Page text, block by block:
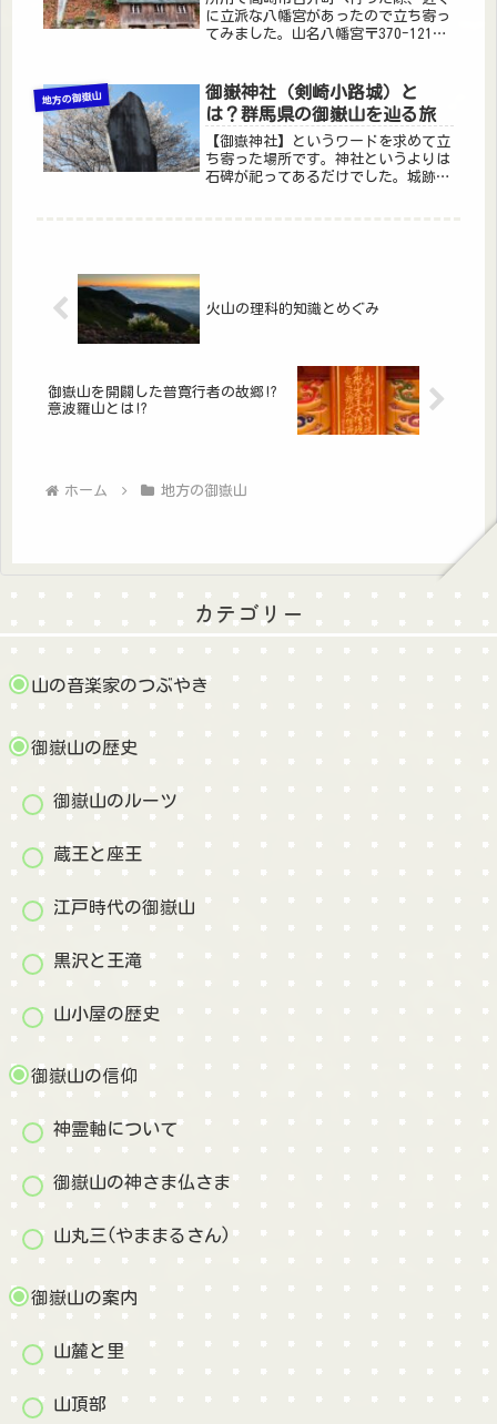
に立派な八幡宮があったので立ち寄っ
てみました。山名八幡宮〒370-1213
佐神宮が総氏神になります。安産・子
育ての宮として、また応仁の乱...
地方の御嶽山
御嶽神社（剣崎小路城）と
は？群馬県の御嶽山を辿る旅
【御嶽神社】というワードを求めて立
ち寄った場所です。神社というよりは
石碑が祀ってあるだけでした。城跡
火山の理科的知識とめぐみ
御嶽山を開闢した普寛行者の故郷!?
意波羅山とは!?
ホーム 地方の御嶽山
カテゴリー
山の音楽家のつぶやき
御嶽山の歴史
御嶽山のルーツ
蔵王と座王
江戸時代の御嶽山
黒沢と王滝
山小屋の歴史
御嶽山の信仰
神霊軸について
御嶽山の神さま仏さま
山丸三(やままるさん)
御嶽山の案内
山麓と里
山頂部